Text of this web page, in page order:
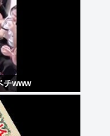
チwww